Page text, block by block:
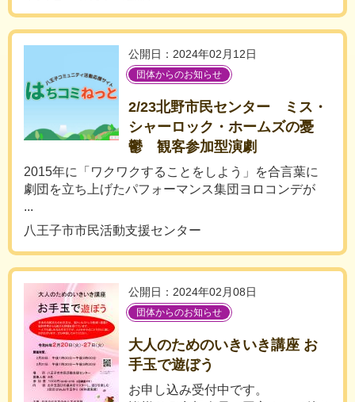
公開日：2024年02月12日
団体からのお知らせ
2/23北野市民センター ミス・
シャーロック・ホームズの憂
鬱 観客参加型演劇
2015年に「ワクワクすることをしよう」を合言葉に
劇団を立ち上げたパフォーマンス集団ヨロコンデが
...
八王子市市民活動支援センター
公開日：2024年02月08日
団体からのお知らせ
大人のためのいきいき講座 お
手玉で遊ぼう
お申し込み受付中です。